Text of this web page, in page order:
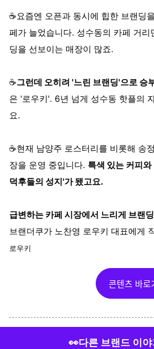
☕요즘엔 오픈과 동시에 힙한 브랜딩
페가 늘었습니다. 성수동의 카페 거리
딩을 선보이는 매장이 많죠.
☕그런데 오히려 '느린 브랜딩'으로 승
은 '로우키'. 6년 넘게 성수동 핫플의
요.
☕현재 남양주 로스터리를 비롯해 송
장을 운영 중입니다. 특색 있는 커피
덕후들의 성지'가 됐고요.
급변하는 카페 시장에서 느리게 브랜
브랜더쿠가 노찬영 로우키 대표에게
로우키
콘텐츠 바로
👀다른 브랜드 이